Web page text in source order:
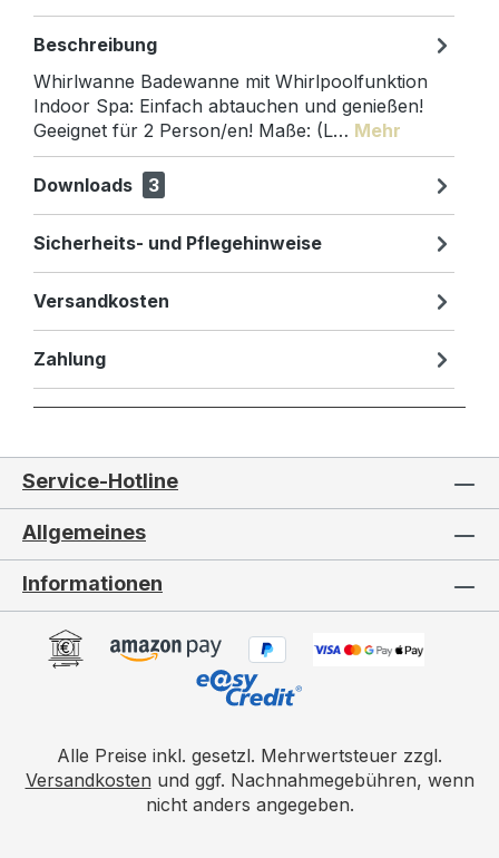
Beschreibung
Whirlwanne Badewanne mit Whirlpoolfunktion
Indoor Spa: Einfach abtauchen und genießen!
Geeignet für 2 Person/en! Maße: (L… Mehr
Downloads 3
Sicherheits- und Pflegehinweise
Versandkosten
Zahlung
Service-Hotline
Allgemeines
Informationen
Alle Preise inkl. gesetzl. Mehrwertsteuer zzgl.
Versandkosten und ggf. Nachnahmegebühren, wenn
nicht anders angegeben.